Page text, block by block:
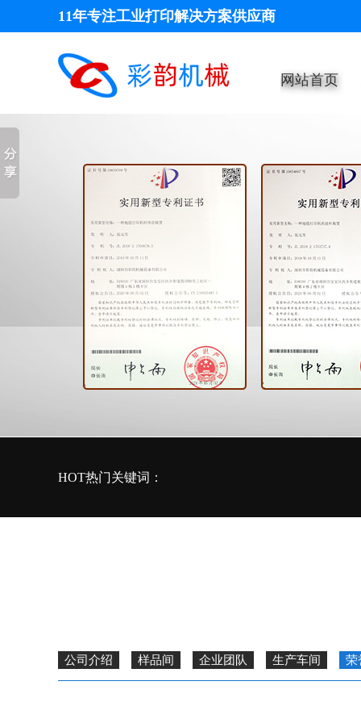
11年专注工业打印解决方案供应商
网站首页
HOT热门关键词：
公司介绍 样品间 企业团队 生产车间 荣